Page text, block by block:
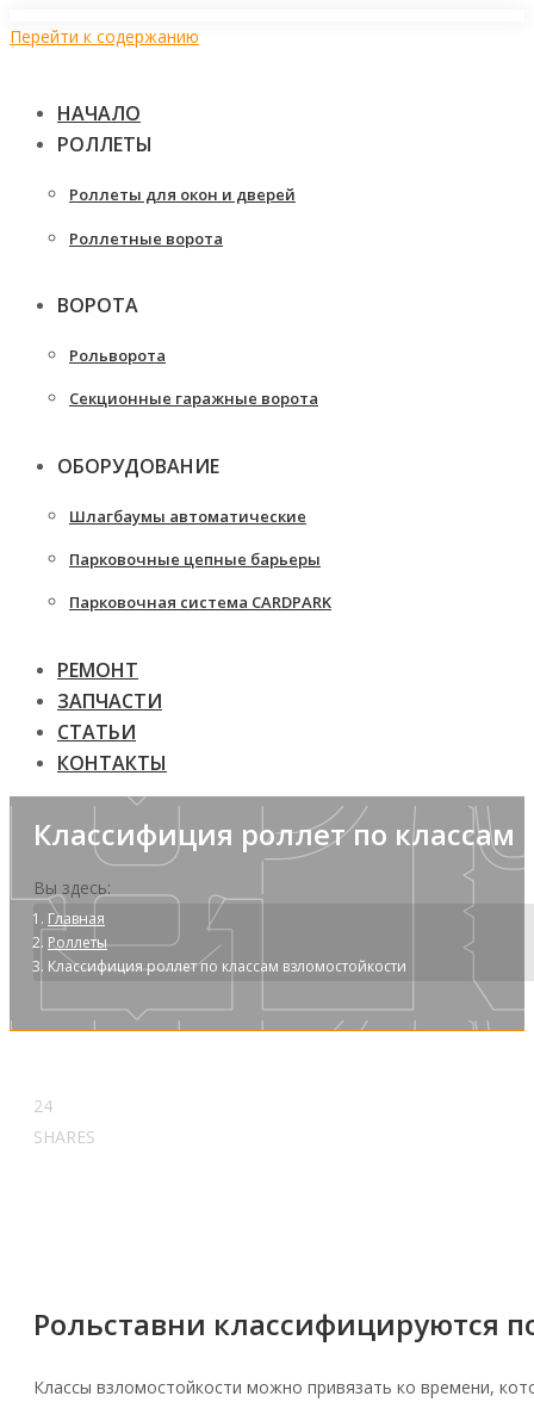
Перейти к содержанию
НАЧАЛО
РОЛЛЕТЫ
Роллеты для окон и дверей
Роллетные ворота
ВОРОТА
Рольворота
Секционные гаражные ворота
ОБОРУДОВАНИЕ
Шлагбаумы автоматические
Парковочные цепные барьеры
Парковочная система CARDPARK
РЕМОНТ
ЗАПЧАСТИ
СТАТЬИ
КОНТАКТЫ
Классифиция роллет по классам
Вы здесь:
Главная
Роллеты
Классифиция роллет по классам взломостойкости
24
SHARES
Рольставни классифицируются
Классы взломостойкости можно привязать ко времени,